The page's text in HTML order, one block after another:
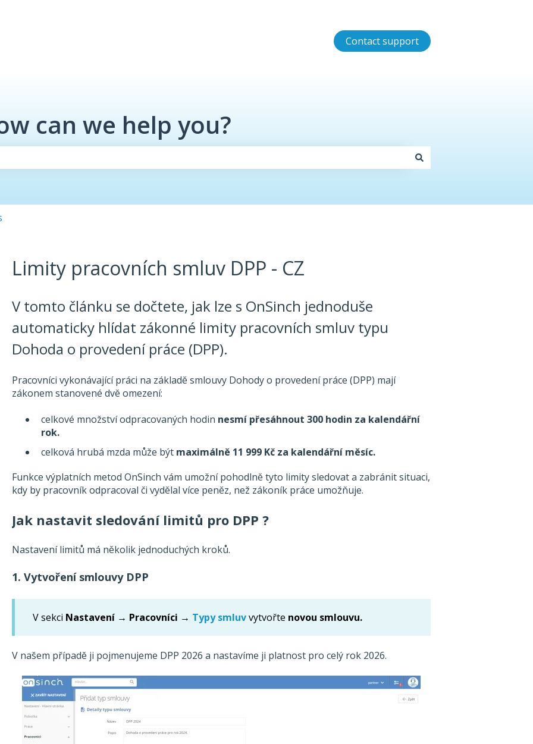
Contact support
can we help you?
Limity pracovních smluv DPP - CZ
V tomto článku se dočtete, jak lze s OnSinch jednoduše
automaticky hlídat zákonné limity pracovních smluv typu
Dohoda o provedení práce (DPP).
Pracovníci vykonávající práci na základě smlouvy Dohody o provedení práce (DPP) mají
zákonem stanovené dvě omezení:
celkové množství odpracovaných hodin nesmí přesáhnout 300 hodin za kalendářní
rok.
celková hrubá mzda může být maximálně 11 999 Kč za kalendářní měsíc.
Funkce výplatních metod OnSinch vám umožní pohodlně tyto limity sledovat a zabránit situaci,
kdy by pracovník odpracoval či vydělal více peněz, než zákoník práce umožňuje.
Jak nastavit sledování limitů pro DPP ?
Nastavení limitů má několik jednoduchých kroků.
1. Vytvoření smlouvy DPP
V sekci Nastavení → Pracovníci → Typy smluvvytvořte novou smlouvu.
V našem případě ji pojmenujeme DPP 2026 a nastavíme ji platnost pro celý rok 2026.